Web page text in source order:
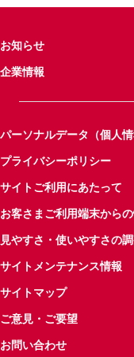
お知らせ
企業情報
パーソナルデータ（個人
プライバシーポリシー
サイトご利用にあたって
お客さまご利用端末から
見やすさ・使いやすさの
サイトメンテナンス情報
サイトマップ
ご意見・ご要望
お問い合わせ